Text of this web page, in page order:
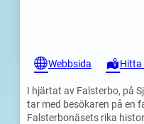
Webbsida Hitta
I hjärtat av Falsterbo, på
tar med besökaren på en
Falsterbonäsets rika